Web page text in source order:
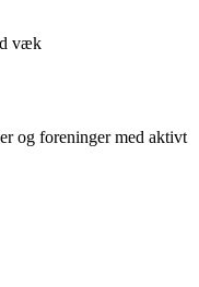
væk
og foreninger med aktivt